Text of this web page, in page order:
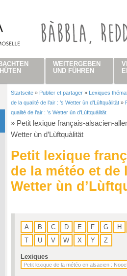
Sie sind hier
Startseite » Publier et partager » Lexiques
de la qualité de l’air : ’s Wetter ùn d’Lùftquàlität »
qualité de l’air : ’s Wetter ùn d’Lùftquàlität
» Petit lexique français-alsacien-
Wetter ùn d’Lùftquàlität
Petit lexique
de la météo et de
Wetter ùn
A B C D E F G
H
T
U V W X Y Z
Lexiques
WEITERGEBEN
UND FÜHREN